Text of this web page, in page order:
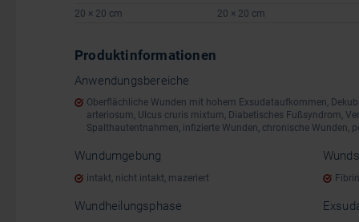
20 × 20 cm
20 × 20 cm
Produktinformationen
Anwendungsbereiche
Oberflächliche Wunden mit hohem Exsudataufkommen,
arteriosum, Ulcus cruris mixtum, Diabetisches Fußsyndrom,
Spalthautentnahmen, infizierte Wunden, chronische Wunden,
Wundumgebung
intakt, nicht intakt, mazeriert
Wundheilungsphase